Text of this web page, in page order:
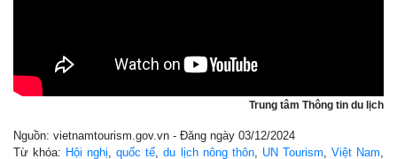
Trung tâm Thông tin du lịch
Nguồn: vietnamtourism.gov.vn - Đăng ngày 03/12/2024
Từ khóa: Hội nghị,quốc tế,du lịch nông thôn, UN Tourism, Việt Nam,